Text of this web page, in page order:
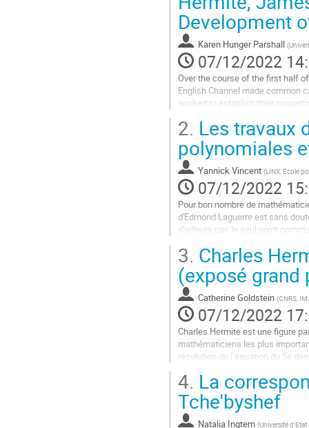
Development
Karen Hunger Parshall (
07/12/2022
Over the course of the first half
English Channel made common
worked to establish their
Aller
à
la
page
de
la
contribution
2. Les travaux
polynomiales
Yannick Vincent (LINX, École
07/12/2022
Pour bon nombre de
d'Edmond Laguerre est sans
d'ailleurs pas le seul point
Aller
à
la
page
de
la
contribution
3. Charles
(exposé grand
Catherine Goldstein (CNRS,
07/12/2022
Charles Hermite est une figure
mathématiciens les plus
résolution de l’équation du 5e
Aller
la
4. La
Tche'byshef
Natalia Ingtem (Université